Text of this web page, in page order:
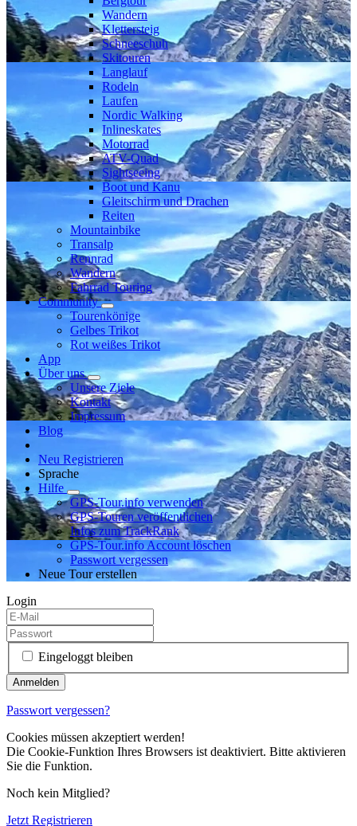
Wandern
Klettersteig
Schneeschuh
Skitouren
Langlauf
Rodeln
Laufen
Nordic Walking
Inlineskates
Motorrad
ATV-Quad
Sightseeing
Boot und Kanu
Gleitschirm und Drachen
Reiten
Mountainbike
Transalp
Rennrad
Wandern
Fahrrad Touring
Community
Tourenkönige
Gelbes Trikot
Rot weißes Trikot
App
Über uns
Unsere Ziele
Kontakt
Impressum
Blog
Neu Registrieren
Sprache
Hilfe
GPS-Tour.info verwenden
GPS-Touren veröffentlichen
Infos zum TrackRank
GPS-Tour.info Account löschen
Passwort vergessen
Neue Tour erstellen
Login
Eingeloggt bleiben
Passwort vergessen?
Cookies müssen akzeptiert werden!
Die Cookie-Funktion Ihres Browsers ist deaktiviert. Bitte aktivieren
Sie die Funktion.
Noch kein Mitglied?
Jetzt Registrieren